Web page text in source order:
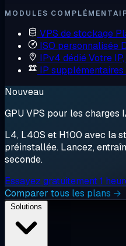
MODULES
VPS de stockage
ISO personnalisée
IPv4 dédiéVotre
IP supplémentaires
Nouveau
GPU VPS pour les charges
L4, L40S et H100 avec la
préinstallée. Lancez,
seconde.
Essayez gratuitement 1
Comparer tous les plans →